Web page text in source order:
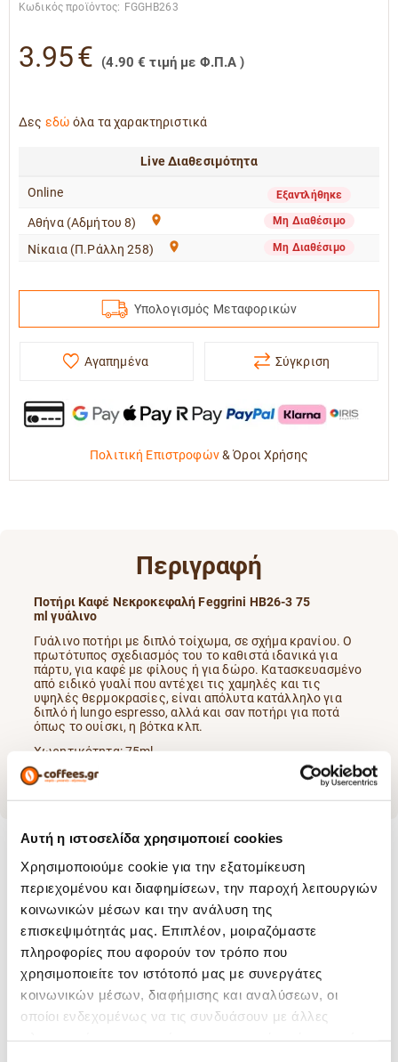
Αυτή η ιστοσελίδα χρησιμοποιεί cookies
Χρησιμοποιούμε cookie για την εξατομίκευση
περιεχομένου και διαφημίσεων, την παροχή λειτουργιών
κοινωνικών μέσων και την ανάλυση της
επισκεψιμότητάς μας. Επιπλέον, μοιραζόμαστε
πληροφορίες που αφορούν τον τρόπο που
χρησιμοποιείτε τον ιστότοπό μας με συνεργάτες
κοινωνικών μέσων, διαφήμισης και αναλύσεων, οι
οποίοι ενδεχομένως να τις συνδυάσουν με άλλες
Κωδικός προϊόντος: FGGHB263
3.95€ (4.90 € τιμή με Φ.Π.Α )
Δες εδώ όλα τα χαρακτηριστικά
Live Διαθεσιμότητα
Online Εξαντλήθηκε
Αθήνα (Αδμήτου 8) Μη Διαθέσιμο
Νίκαια (Π.Ράλλη 258) Μη Διαθέσιμο
Υπολογισμός Μεταφορικών
Αγαπημένα Σύγκριση
Πολιτική Επιστροφών&Όροι Χρήσης
Περιγραφή
Ποτήρι Καφέ Νεκροκεφαλή Feggrini HB26-3 75
ml γυάλινo
Γυάλινο ποτήρι με διπλό τοίχωμα, σε σχήμα κρανίου. Ο
πρωτότυπος σχεδιασμός του το καθιστά ιδανικά για
πάρτυ, για καφέ με φίλους ή για δώρο. Κατασκευασμένο
από ειδικό γυαλί που αντέχει τις χαμηλές και τις
υψηλές θερμοκρασίες, είναι απόλυτα κατάλληλο για
διπλό ή lungo espresso, αλλά και σαν ποτήρι για ποτά
όπως το ουίσκι, η βότκα κλπ.
Χωρητικότητα: 75ml
Χαρακτηριστικά
Yλικό Κατασκευής: Γυαλί
Είδος Προϊόντος: Ποτήρι
Χωρητικότητα: 75 ml